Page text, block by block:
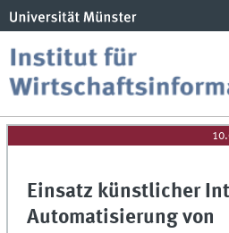
Einsatz künstlicher
Automatisierung von